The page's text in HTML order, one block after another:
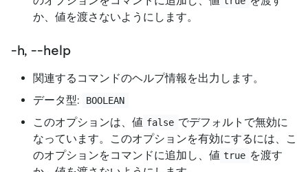
か、値を渡さないようにします。
-h, --help
関連するコマンドのヘルプ情報を出力します。
データ型:
BOOLEAN
このオプションは、値 false でデフォルトで無効に
なっています。このオプションを有効にするには、こ
のオプションをコマンドに追加し、値 true を渡す